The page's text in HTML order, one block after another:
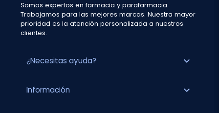
Somos expertos en farmacia y parafarmacia.
Trabajamos para las mejores marcas. Nuestra mayor
prioridad es la atención personalizada a nuestros
clientes.
¿Necesitas ayuda? expand_more
Información expand_more